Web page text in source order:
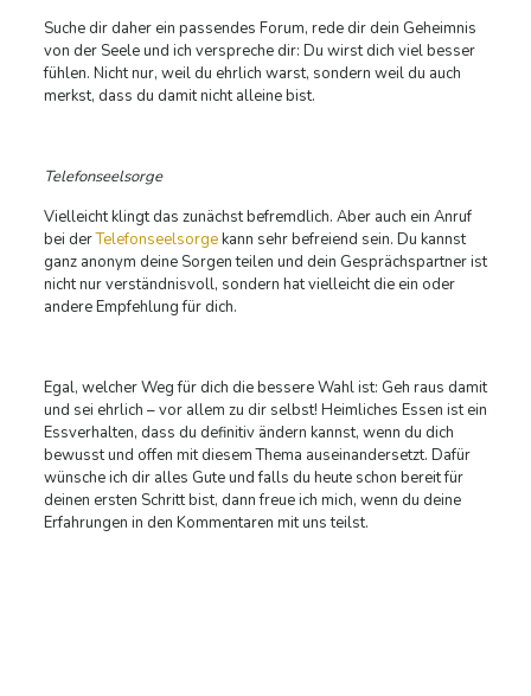
Suche dir daher ein passendes Forum, rede dir dein Geheimnis
von der Seele und ich verspreche dir: Du wirst dich viel besser
fühlen. Nicht nur, weil du ehrlich warst, sondern weil du auch
merkst, dass du damit nicht alleine bist.
Telefonseelsorge
Vielleicht klingt das zunächst befremdlich. Aber auch ein Anruf
bei derTelefonseelsorgekann sehr befreiend sein. Du kannst
ganz anonym deine Sorgen teilen und dein Gesprächspartner ist
nicht nur verständnisvoll, sondern hat vielleicht die ein oder
andere Empfehlung für dich.
Egal, welcher Weg für dich die bessere Wahl ist: Geh raus damit
und sei ehrlich – vor allem zu dir selbst! Heimliches Essen ist ein
Essverhalten, dass du definitiv ändern kannst, wenn du dich
bewusst und offen mit diesem Thema auseinandersetzt. Dafür
wünsche ich dir alles Gute und falls du heute schon bereit für
deinen ersten Schritt bist, dann freue ich mich, wenn du deine
Erfahrungen in den Kommentaren mit uns teilst.